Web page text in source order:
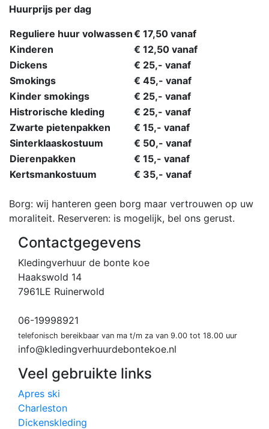
Huurprijs per dag
Reguliere huur volwassen€ 17,50 vanaf
Kinderen
€ 12,50 vanaf
Dickens
€ 25,- vanaf
Smokings
€ 45,- vanaf
Kinder smokings
€ 25,- vanaf
Histrorische kleding
€ 25,- vanaf
Zwarte pietenpakken
€ 15,- vanaf
Sinterklaaskostuum
€ 50,- vanaf
Dierenpakken
€ 15,- vanaf
Kertsmankostuum
€ 35,- vanaf
Borg: wij hanteren geen borg maar vertrouwen op uw
moraliteit. Reserveren: is mogelijk, bel ons gerust.
Contactgegevens
Kledingverhuur de bonte koe
Haakswold 14
7961LE Ruinerwold
06-19998921
telefonisch bereikbaar van ma t/m za van 9.00 tot 18.00 uur
info@kledingverhuurdebontekoe.nl
Veel gebruikte links
Apres ski
Charleston
Dickenskleding